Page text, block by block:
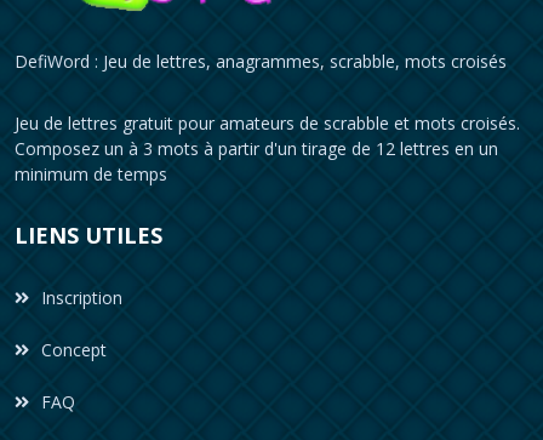
DefiWord : Jeu de lettres, anagrammes, scrabble, mots croisés
Jeu de lettres gratuit pour amateurs de scrabble et mots croisés.
Composez un à 3 mots à partir d'un tirage de 12 lettres en un
minimum de temps
LIENS UTILES
Inscription
Concept
FAQ